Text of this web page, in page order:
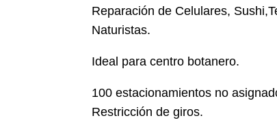
Reparación de Celulares,
Naturistas.
Ideal para centro botanero.
100 estacionamientos no
Restricción de giros.